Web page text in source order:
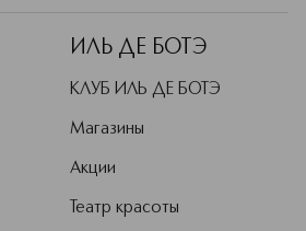
ИЛЬ ДЕ БОТЭ
КЛУБ ИЛЬ ДЕ БОТЭ
Магазины
Акции
Театр красоты